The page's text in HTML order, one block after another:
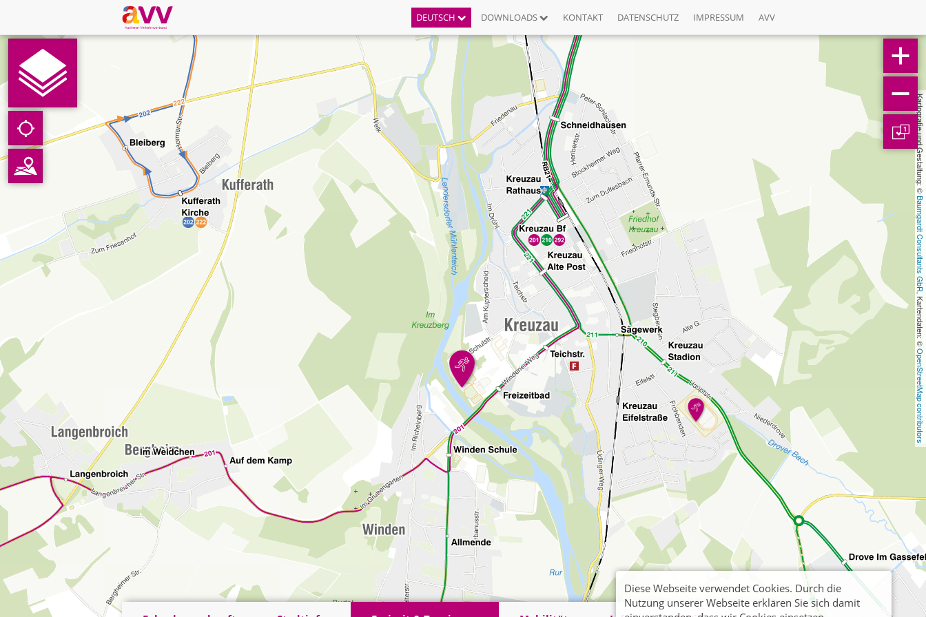
DEUTSCH DOWNLOADS KONTAKT DATENSCHUTZ IMPRESSUM AVV
Kartografie und Gestaltung: ©
Baumgardt Consultants GbR
, Kartendaten: ©
OpenStreetMap contributors
1
Diese Webseite verwendet Cookies. Durch die
Nutzung unserer Webseite erklären Sie sich damit